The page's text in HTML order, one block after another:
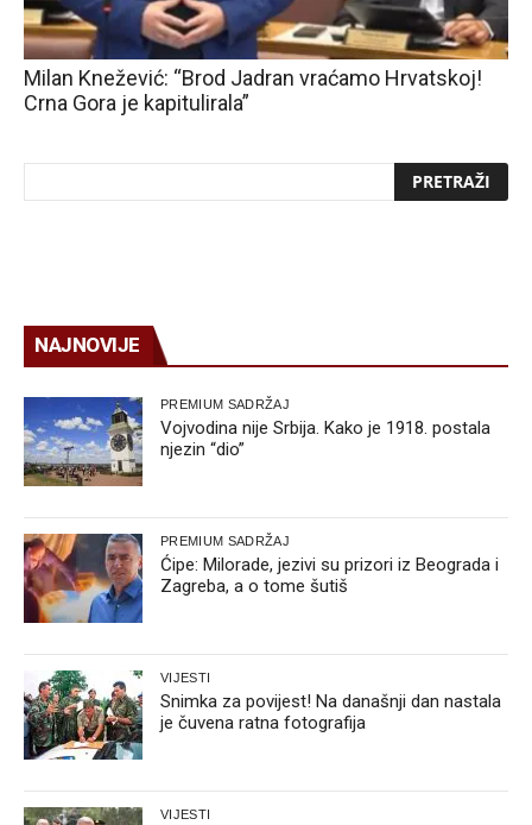
Milan Knežević: “Brod Jadran vraćamo Hrvatskoj!
Crna Gora je kapitulirala”
NAJNOVIJE
PREMIUM SADRŽAJ
Vojvodina nije Srbija. Kako je 1918. postala
njezin “dio”
PREMIUM SADRŽAJ
Ćipe: Milorade, jezivi su prizori iz Beograda i
Zagreba, a o tome šutiš
VIJESTI
Snimka za povijest! Na današnji dan nastala
je čuvena ratna fotografija
VIJESTI